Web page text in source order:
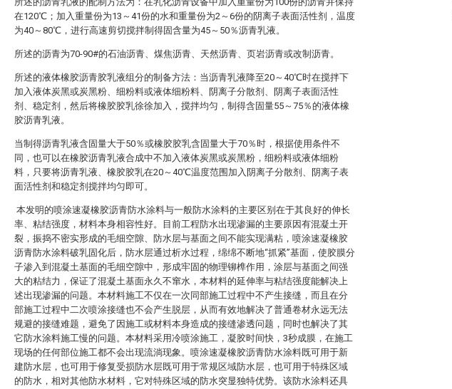
在120℃；加入重量份为13～41份的水和重量份为2～6份的阴离子表面活性剂，温度
为40～80℃，进行高速剪切搅拌制得固含量为45～50％沥青乳液。
所述的沥青为70-90#的石油沥青、煤焦沥青、天然沥青、页岩沥青或改制沥青。
所述的液体橡胶沥青胶乳液组分的制备方法：当沥青乳液降至20～40℃时在搅拌下
加入液体炭黑或炭黑粉、细粉料或液体细粉料、阴离子分散剂、阴离子表面活性
剂、稳定剂，然后将橡胶胶乳徐徐加入，搅拌均匀，制得含固量55～75％的液体橡
胶沥青乳液。
当制得沥青乳液含固量大于50％或橡胶胶乳含固量大于70％时，根据使用条件不
同，也可以在橡胶沥青乳液合成中不加入液体炭黑或炭黑粉，细粉料或液体细粉
料，只要将沥青乳液、橡胶胶乳在20～40℃温度范围加入阴离子分散剂、阴离子表
面活性剂和稳定剂搅拌均匀即可。
本发明的喷涂速凝橡胶沥青防水涂料与一般防水涂料的主要区别在于其良好的伸长
率、粘结强度，材料本身相容性好。目前工程防水出现渗漏的主要原因有混凝土开
裂，振捣不密实形成的毛细空隙、防水层与基面之间不能实现满粘，喷涂速凝橡胶
沥青防水涂料破乳固化后，防水层通过析水过程，绵绵不断地“抓紧”基面，使胶膜分
子渗入到混凝土基面的毛细空隙中，形成牢固的物理铆榫作用，涂层与基面之间强
大的粘结力，保证了混凝土基面永久不窜水，本材料的延伸率与粘结强度能解决上
述出现渗漏的问题。本材料施工不仅在一次同部施工过程中不产生接缝，而且在分
部施工过程中二次喷涂接缝也不会产生脱层，从而有效地解决了普通卷材永远无法
规避的接缝难题，避免了因施工或材料本身造成的接缝渗透问题，同时也解决了其
它防水涂料施工慢的问题。本材料采用冷喷涂施工，凝胶时间快，3秒成膜，在施工
现场的任何部位施工都不会出现流淌现象。喷涂速凝橡胶沥青防水涂料既可用于新
建防水层，也可用于修复受损防水层既可用于常规区域防水层，也可用于特殊区域
的防水，相对其他防水材料，它对特殊区域的防水突显独特优势。该防水涂料还具